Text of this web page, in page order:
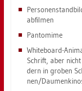
ab­fil­men
Pan­to­mi­me
Whi­te­board-
Schrift, aber
dern in gro­ben
nen/